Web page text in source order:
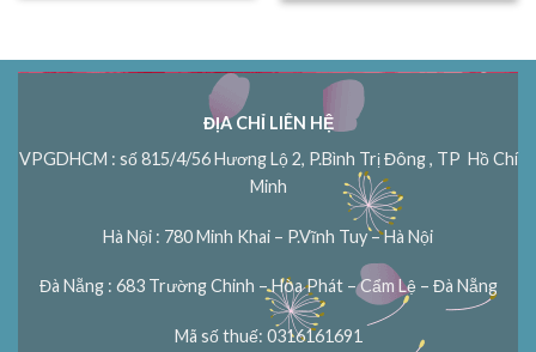
ĐỊA CHỈ LIÊN HỆ
VPGDHCM : số 815/4/56 Hương Lộ 2, P.Bình Trị Đông , TP Hồ Chí
Minh
Hà Nội : 780 Minh Khai – P.Vĩnh Tuy – Hà Nội
Đà Nẵng : 683 Trường Chinh – Hòa Phát – Cẩm Lệ – Đà Nẵng
Mã số thuế: 0316161691